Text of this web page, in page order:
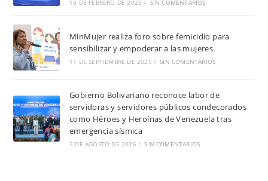
10 DE FEBRERO DE 2023 / SIN COMENTARIOS
MinMujer realiza foro sobre femicidio para
sensibilizar y empoderar a las mujeres
11 DE SEPTIEMBRE DE 2025 / SIN COMENTARIOS
Gobierno Bolivariano reconoce labor de
servidoras y servidores públicos condecorados
como Héroes y Heroínas de Venezuela tras
emergencia sísmica
3 DE AGOSTO DE 2026 / SIN COMENTARIOS